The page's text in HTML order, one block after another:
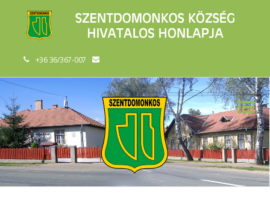
+36 36/367-007